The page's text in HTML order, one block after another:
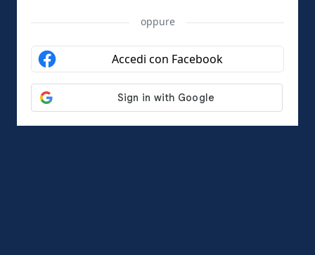
oppure
Accedi con Facebook